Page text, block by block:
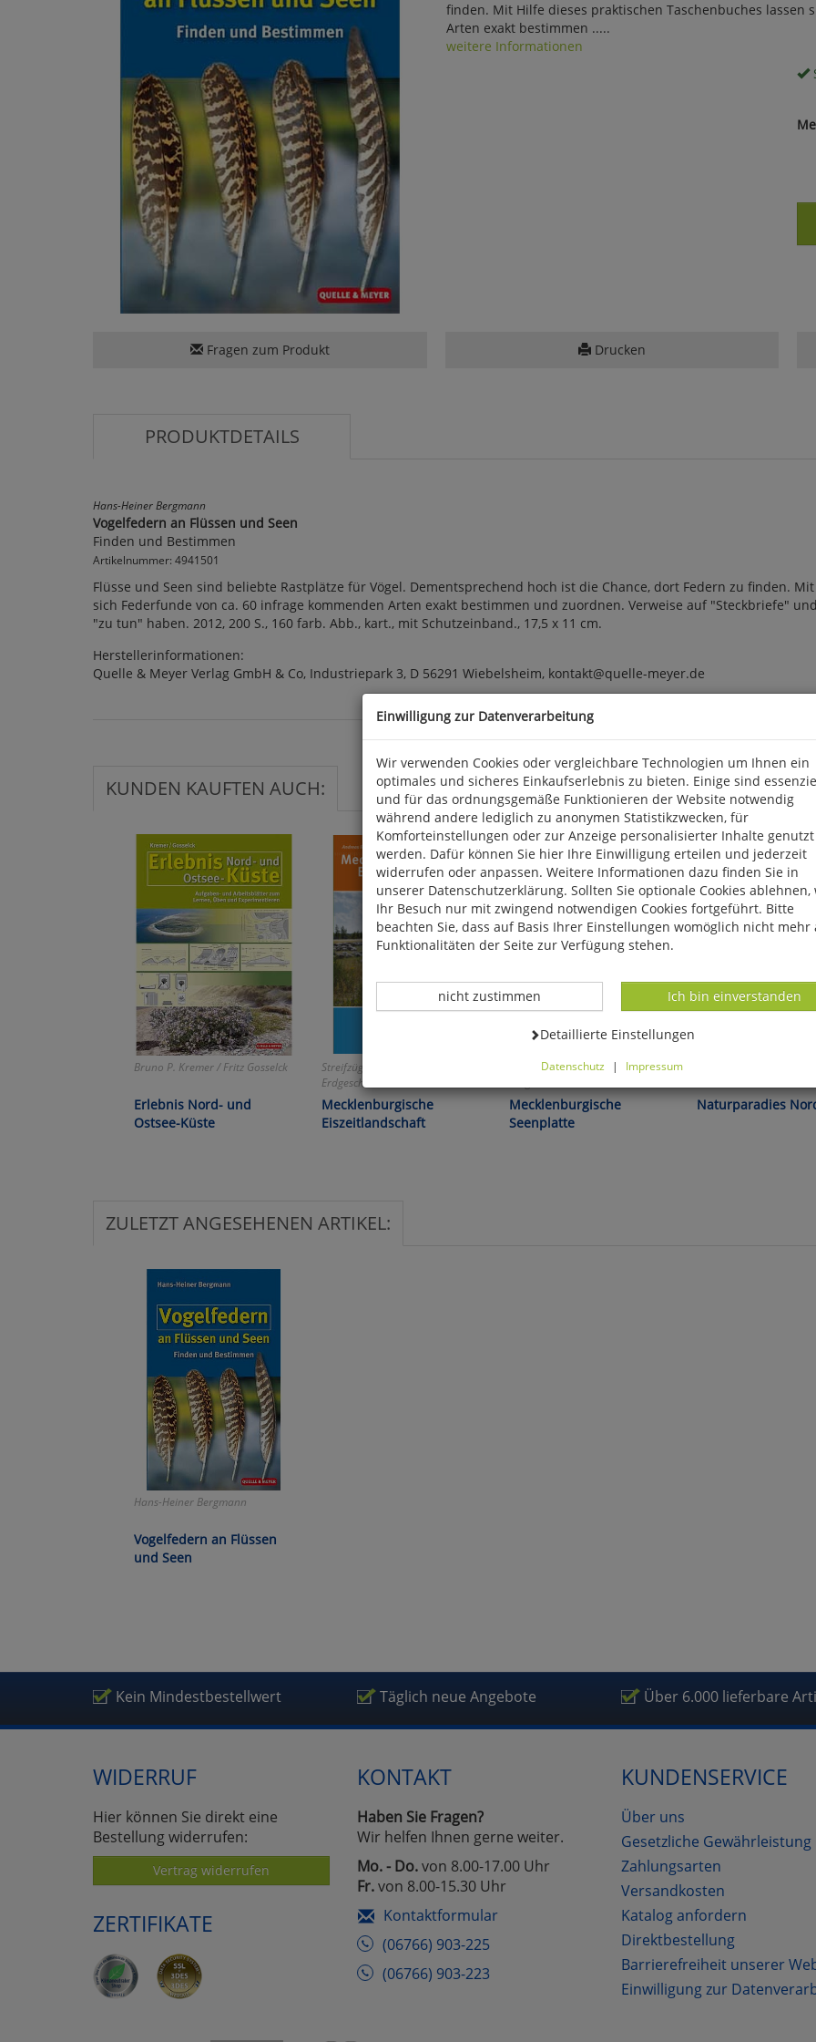
finden. Mit Hilfe dieses praktischen Taschenbuches lassen
Arten exakt bestimmen .....
weitere Informationen
Fragen zum Produkt Drucken
PRODUKTDETAILS
Hans-Heiner Bergmann
Vogelfedern an Flüssen und Seen
Finden und Bestimmen
Artikelnummer: 4941501
Flüsse und Seen sind beliebte Rastplätze für Vögel. Dementsprechend hoch ist die Chance, dort Federn zu finden.
sich Federfunde von ca. 60 infrage kommenden Arten exakt bestimmen und zuordnen. Verweise auf "Steckbriefe"
"zu tun" haben. 2012, 200 S., 160 farb. Abb., kart., mit Schutzeinband., 17,5 x 11 cm.
Herstellerinformationen:
Quelle & Meyer Verlag GmbH & Co, Industriepark 3, D 56291 Wiebelsheim, kontakt@quelle-meyer.de
KUNDEN KAUFTEN AUCH:
Bruno P. Kremer / Fritz Gosselck
Erlebnis Nord- und
Ostsee-Küste
Streifzüge durch die
Erdgeschichte! Andreas Börner:
Mecklenburgische
Eiszeitlandschaft
Streifzüge durch die
Mecklenburgische
Seenplatte
Naturparadies
ZULETZT ANGESEHENEN ARTIKEL:
Hans-Heiner Bergmann
Vogelfedern an Flüssen
und Seen
Kein Mindestbestellwert Täglich neue Angebote Über 6.000 lieferbare
WIDERRUF
Hier können Sie direkt eine
Bestellung widerrufen:
Vertrag widerrufen
ZERTIFIKATE
KONTAKT
Haben Sie Fragen?
Wir helfen Ihnen gerne weiter.
Mo. - Do.von 8.00-17.00 Uhr
Fr.von 8.00-15.30 Uhr
Kontaktformular
(06766) 903-225
(06766) 903-223
KUNDENSERVICE
Über uns
Gesetzliche Gewährleistung
Zahlungsarten
Versandkosten
Katalog anfordern
Direktbestellung
Barrierefreiheit unserer
Einwilligung zur
Einwilligung zur Datenverarbeitung
Wir verwenden Cookies oder vergleichbare Technologien um Ihnen ein
optimales und sicheres Einkaufserlebnis zu bieten. Einige sind
und für das ordnungsgemäße Funktionieren der Website notwendig
während andere lediglich zu anonymen Statistikzwecken, für
Komforteinstellungen oder zur Anzeige personalisierter Inhalte genutzt
werden. Dafür können Sie hier Ihre Einwilligung erteilen und jederzeit
widerrufen oder anpassen. Weitere Informationen dazu finden Sie in
unserer Datenschutzerklärung. Sollten Sie optionale Cookies ablehnen,
Ihr Besuch nur mit zwingend notwendigen Cookies fortgeführt. Bitte
beachten Sie, dass auf Basis Ihrer Einstellungen womöglich nicht mehr
Funktionalitäten der Seite zur Verfügung stehen.
Datenverarbeitung -
Ich bin einverstanden
Datenverarbeitung -
nicht zustimmen
Datenverarbeitung -
Detaillierte Einstellungen
Datenschutz | Impressum
Cookies ablehnen, wird Ihr Besuch nur mit zwingend notwendigen
fortgeführt. Bitte beachten Sie, dass auf Basis Ihrer Einstellungen